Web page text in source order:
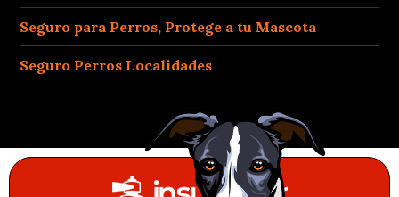
Seguro para Perros, Protege a tu Mascota
Seguro Perros Localidades